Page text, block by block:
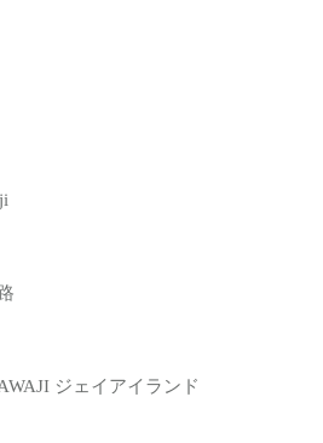
ジェイアイランド